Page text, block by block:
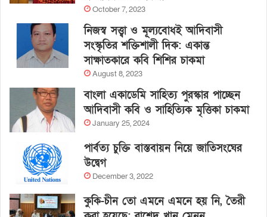
October 7, 2023
নিজস্ব সত্ত্বা ও মূল্যবোধই আদিবাসী
সংস্কৃতির শক্তিশালী দিক: একান্ত
সাক্ষাতকারে কবি শিশির চাকমা
August 8, 2023
বাংলা একাডেমি সাহিত্য পুরস্কার পাচ্ছেন
আদিবাসী কবি ও সাহিত্যিক মৃত্তিকা চাকমা
January 25, 2024
পার্বত্য চুক্তি বাস্তবায়ন নিয়ে জাতিসংঘের
উদ্বেগ
December 3, 2022
কুকি-চীন তো এমনে এমনে হয় নি, তৈরী